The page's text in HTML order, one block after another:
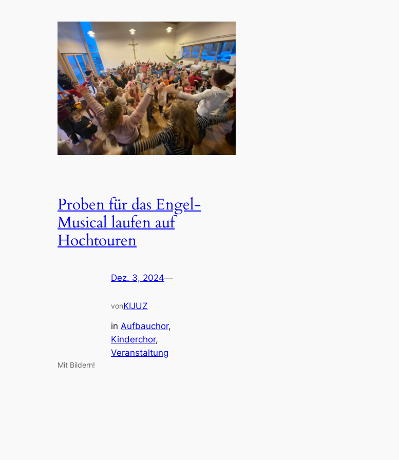
Proben für das Engel-
Musical laufen auf
Hochtouren
Dez. 3, 2024—
vonKIJUZ
in Aufbauchor
Kinderchor
Veranstaltung
Mit Bildern!